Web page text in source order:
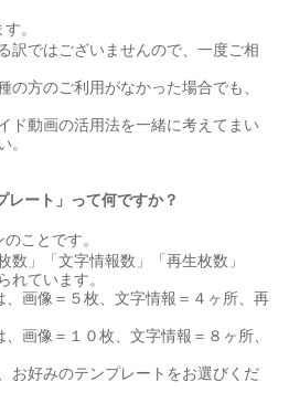
。
訳ではございませんので、一度ご相
の方のご利用がなかった場合でも、
ド動画の活用法を一緒に考えてまい
。
レート」って何ですか？
ことです。
数」「文字情報数」「再生枚数」
れています。
画像＝５枚、文字情報＝４ヶ所、再
＝１０枚、文字情報＝８ヶ所、
お好みのテンプレートをお選びくだ